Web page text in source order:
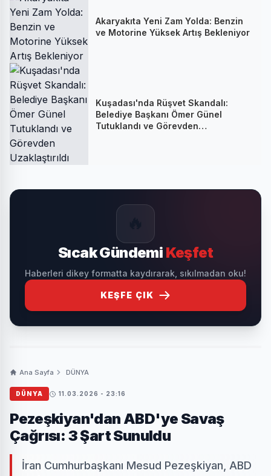
Akaryakıta Yeni Zam Yolda: Benzin
ve Motorine Yüksek Artış Bekleniyor
Kuşadası'nda Rüşvet Skandalı:
Belediye Başkanı Ömer Günel
Tutuklandı ve Görevden
Sıcak Gündemi Keşfet
Haberleri dikey formatta kaydırarak, sıkılmadan oku!
KEŞFE ÇIK
Ana Sayfa DÜNYA
DÜNYA 11.03.2026 - 23:16
Pezeşkiyan'dan ABD'ye Savaş
Çağrısı: 3 Şart Sunuldu
İran Cumhurbaşkanı Mesud Pezeşkiyan, ABD